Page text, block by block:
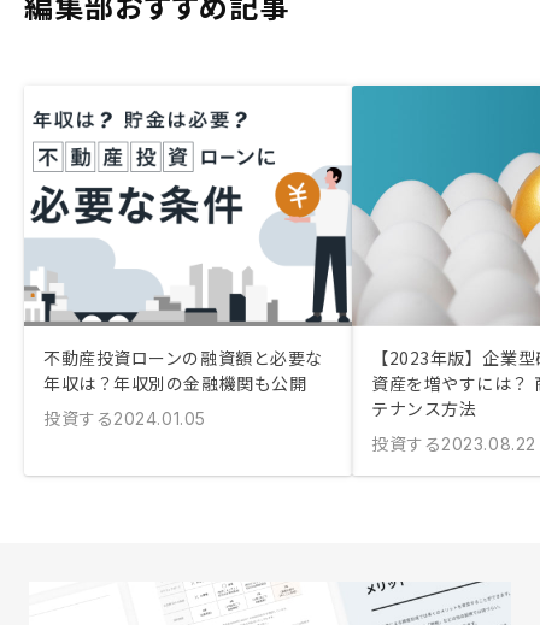
不動産投資ローンの融資額と必要な
年収は？年収別の金融機関も公開
投資する2024.01.05
【2023年版】企業
資産を増やすには？
テナンス方法
投資する2023.08.22